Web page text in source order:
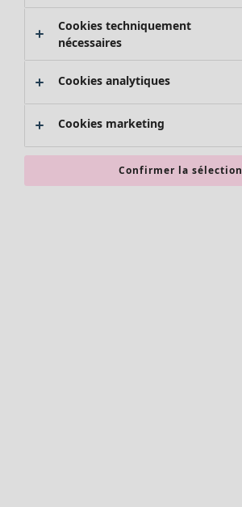
Promos SOLDES
Les promos de Gudrun Sjödén
Nouvel arrivage
Bonnes affaires en soldes - jusqu'à -70
Cookies techniquement
nécessaires
Cookies analytiques
Cookies marketing
Confirmer la sélection